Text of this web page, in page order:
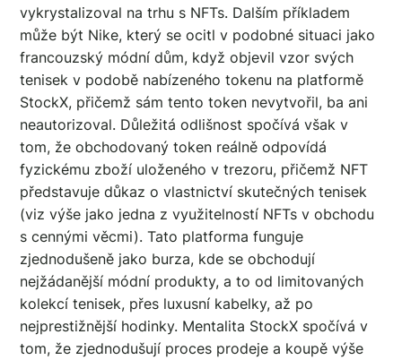
vykrystalizoval na trhu s NFTs. Dalším příkladem
může být Nike, který se ocitl v podobné situaci jako
francouzský módní dům, když objevil vzor svých
tenisek v podobě nabízeného tokenu na platformě
StockX, přičemž sám tento token nevytvořil, ba ani
neautorizoval. Důležitá odlišnost spočívá však v
tom, že obchodovaný token reálně odpovídá
fyzickému zboží uloženého v trezoru, přičemž NFT
představuje důkaz o vlastnictví skutečných tenisek
(viz výše jako jedna z využitelností NFTs v obchodu
s cennými věcmi). Tato platforma funguje
zjednodušeně jako burza, kde se obchodují
nejžádanější módní produkty, a to od limitovaných
kolekcí tenisek, přes luxusní kabelky, až po
nejprestižnější hodinky. Mentalita StockX spočívá v
tom, že zjednodušují proces prodeje a koupě výše